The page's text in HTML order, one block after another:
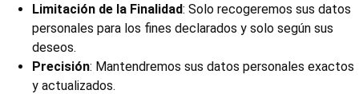
Limitación de la Finalidad: Solo recogeremos sus datos
personales para los fines declarados y solo según sus
deseos.
Precisión: Mantendremos sus datos personales exactos
y actualizados.